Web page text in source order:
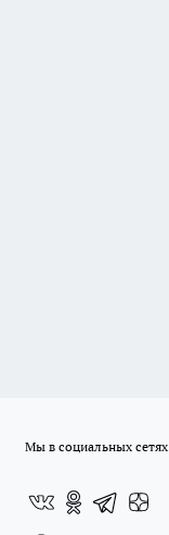
Мы в социальных сетях